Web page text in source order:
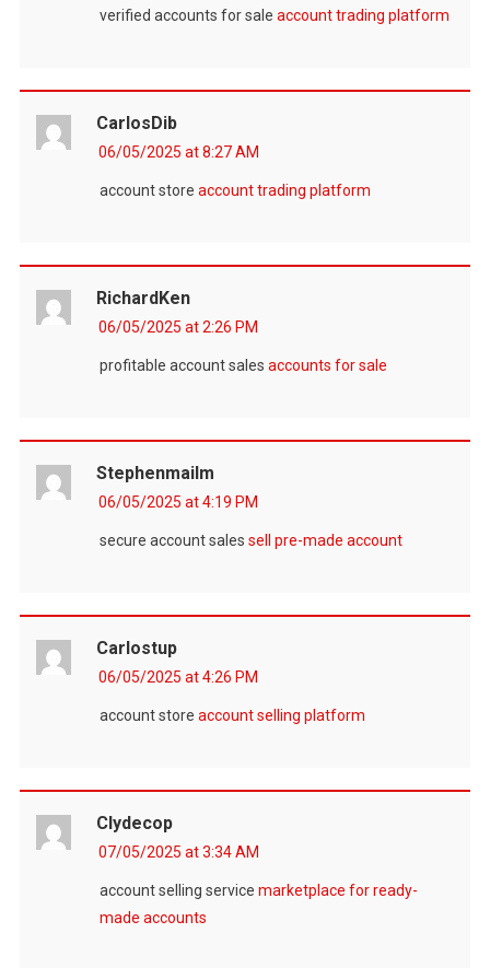
verified accounts for sale account trading platform
CarlosDib
06/05/2025 at 8:27 AM
account store account trading platform
RichardKen
06/05/2025 at 2:26 PM
profitable account sales accounts for sale
Stephenmailm
06/05/2025 at 4:19 PM
secure account sales sell pre-made account
Carlostup
06/05/2025 at 4:26 PM
account store account selling platform
Clydecop
07/05/2025 at 3:34 AM
account selling service marketplace for ready-
made accounts